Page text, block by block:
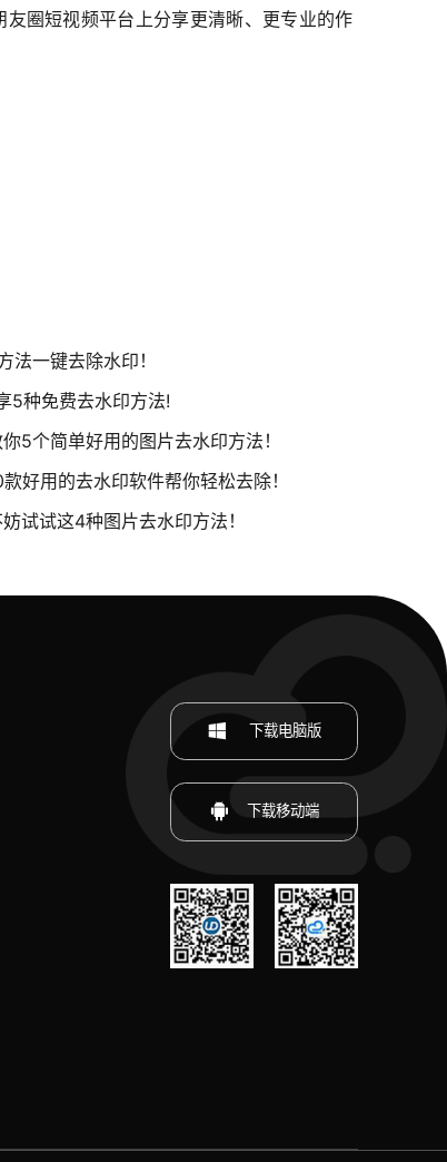
圈短视频平台上分享更清晰、更专业的作
法一键去除水印！
5种免费去水印方法!
5个简单好用的图片去水印方法！
好用的去水印软件帮你轻松去除！
试试这4种图片去水印方法！
下载电脑版
下载移动端